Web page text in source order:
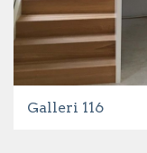
Galleri 116